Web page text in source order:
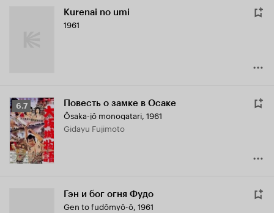
Kurenai no umi
1961
Рейтинг
Кинопоиска
6.7
6.7 Повесть о замке в Осаке
Ôsaka-jô monogatari, 1961
Gidayu Fujimoto
Гэн и бог огня Фудо
Gen to fudômyô-ô, 1961